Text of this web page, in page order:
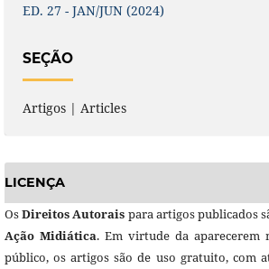
ED. 27 - JAN/JUN (2024)
SEÇÃO
Artigos | Articles
LICENÇA
OsDireitos Autorais para artigos publicados
Ação Midiática. Em virtude da aparecerem
público, os artigos são de uso gratuito, com